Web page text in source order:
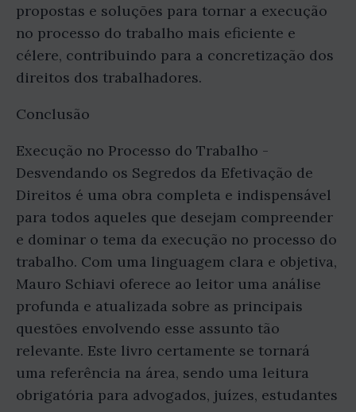
propostas e soluções para tornar a execução
no processo do trabalho mais eficiente e
célere, contribuindo para a concretização dos
direitos dos trabalhadores.
Conclusão
Execução no Processo do Trabalho -
Desvendando os Segredos da Efetivação de
Direitos é uma obra completa e indispensável
para todos aqueles que desejam compreender
e dominar o tema da execução no processo do
trabalho. Com uma linguagem clara e objetiva,
Mauro Schiavi oferece ao leitor uma análise
profunda e atualizada sobre as principais
questões envolvendo esse assunto tão
relevante. Este livro certamente se tornará
uma referência na área, sendo uma leitura
obrigatória para advogados, juízes, estudantes